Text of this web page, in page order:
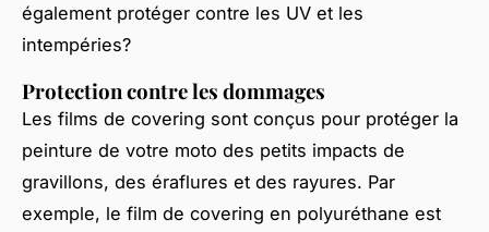
également protéger contre les UV et les
intempéries?
Protection contre les dommages
Les films de covering sont conçus pour protéger la
peinture de votre moto des petits impacts de
gravillons, des éraflures et des rayures. Par
exemple, le film de covering en polyuréthane est